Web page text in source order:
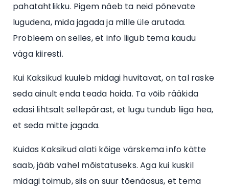
pahatahtlikku. Pigem näeb ta neid põnevate
lugudena, mida jagada ja mille üle arutada.
Probleem on selles, et info liigub tema kaudu
väga kiiresti.
Kui Kaksikud kuuleb midagi huvitavat, on tal raske
seda ainult enda teada hoida. Ta võib rääkida
edasi lihtsalt sellepärast, et lugu tundub liiga hea,
et seda mitte jagada.
Kuidas Kaksikud alati kõige värskema info kätte
saab, jääb vahel mõistatuseks. Aga kui kuskil
midagi toimub, siis on suur tõenäosus, et tema